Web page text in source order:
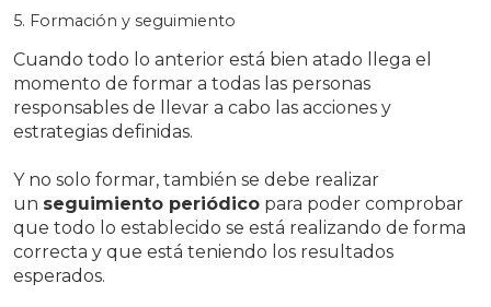
5. Formación y seguimiento
Cuando todo lo anterior está bien atado llega el
momento de formar a todas las personas
responsables de llevar a cabo las acciones y
estrategias definidas.
Y no solo formar, también se debe realizar
un seguimiento periódico para poder comprobar
que todo lo establecido se está realizando de forma
correcta y que está teniendo los resultados
esperados.